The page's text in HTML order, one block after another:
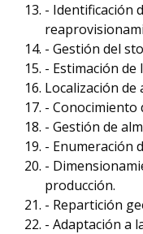
- Identificación
- Gestión del
- Estimación de
Localización de
- Conocimiento
- Gestión de
- Enumeración
-
producción.
- Repartición
- Adaptación a